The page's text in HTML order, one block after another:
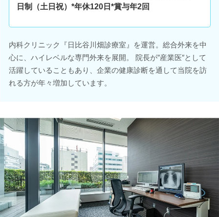
日制（土日祝）*年休120日*賞与年2回
内科クリニック『日比谷川畑診療室』を運営。総合外来を中
心に、ハイレベルな専門外来を展開。 院長が″産業医″として
活躍していることもあり、企業の健康診断を通して当院を訪
れる方が年々増加しています。